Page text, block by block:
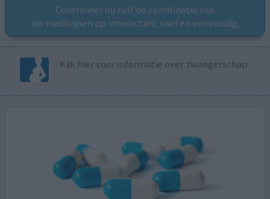
Controleer nu zelf de combinatie van
uw medicijnen op interacties, snel en eenvoudig.
Kijk hier voor informatie over zwangerschap.